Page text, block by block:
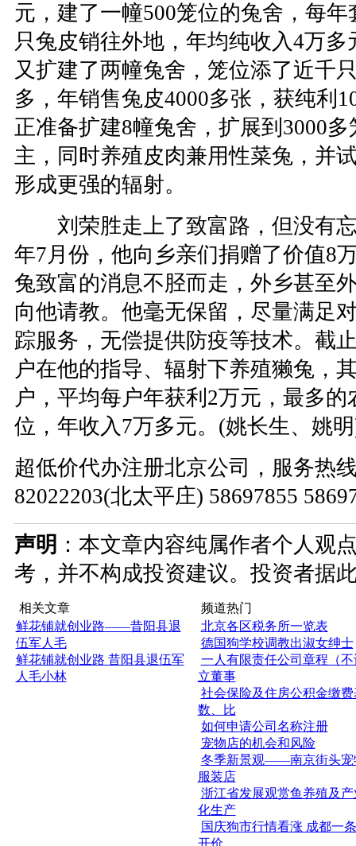
元，建了一幢500笼位的兔舍，每年
只兔皮销往外地，年均纯收入4万多
又扩建了两幢兔舍，笼位添了近千
多，年销售兔皮4000多张，获纯利
正准备扩建8幢兔舍，扩展到3000
主，同时养殖皮肉兼用性菜兔，并
形成更强的辐射。
刘荣胜走上了致富路，但没有忘
年7月份，他向乡亲们捐赠了价值8
兔致富的消息不胫而走，外乡甚至
向他请教。他毫无保留，尽量满足
踪服务，无偿提供防疫等技术。截
户在他的指导、辐射下养殖獭兔，
户，平均每户年获利2万元，最多的
位，年收入7万多元。(姚长生、姚
超低价代办注册北京公司，服务热
82022203(北太平庄) 58697855
声明 ：本文章内容纯属作者个人观
考，并不构成投资建议。投资者据
相关文章
鲜花铺就创业路——昔阳县退
伍军人毛
鲜花铺就创业路 昔阳县退伍军
人毛小林
频道热门
北京各区税务所一览表
德国狗学校调教出淑女绅士
一人有限责任公司章程（不
立董事
社会保险及住房公积金缴费
数、比
如何申请公司名称注册
宠物店的机会和风险
冬季新景观——南京街头宠
服装店
浙江省发展观赏鱼养殖及产
化生产
国庆狗市行情看涨 成都一
开价